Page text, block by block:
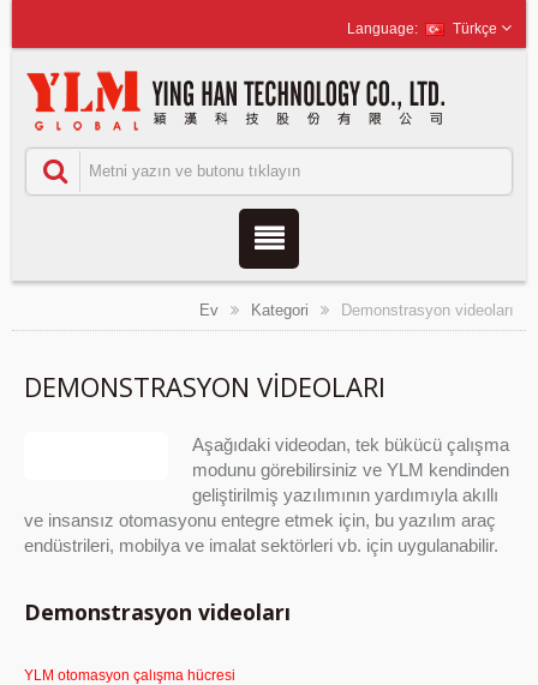
Türkçe
Ev Kategori Demonstrasyon videoları
DEMONSTRASYON VIDEOLARI
Aşağıdaki videodan, tek bükücü çalışma
modunu görebilirsiniz ve YLM kendinden
geliştirilmiş yazılımının yardımıyla akıllı
ve insansız otomasyonu entegre etmek için, bu yazılım araç
endüstrileri, mobilya ve imalat sektörleri vb. için uygulanabilir.
Demonstrasyon videoları
YLM otomasyon çalışma hücresi